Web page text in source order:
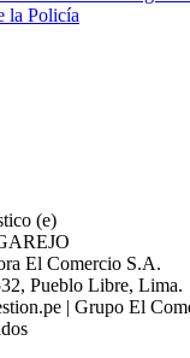
(e)
El Comercio S.A.
Pueblo Libre, Lima.
| Grupo El